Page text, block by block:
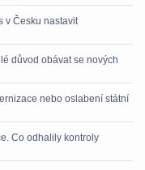
v Česku nastavit
důvod obávat se nových
nebo oslabení státní
Co odhalily kontroly